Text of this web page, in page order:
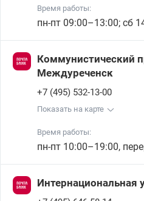
Время работы:
пн-пт 09:00–13:00; сб
Коммунистический
Междуреченск
+7 (495) 532-13-00
Показать на карте
Время работы:
пн-пт 10:00–19:00,
Интернациональная